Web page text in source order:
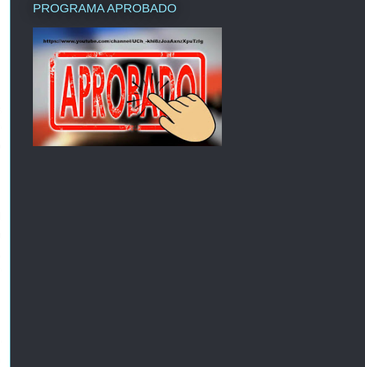
PROGRAMA APROBADO